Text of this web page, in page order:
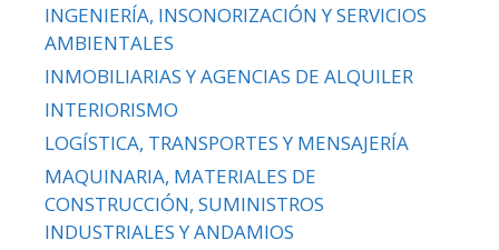
INGENIERÍA, INSONORIZACIÓN Y SERVICIOS
AMBIENTALES
INMOBILIARIAS Y AGENCIAS DE ALQUILER
INTERIORISMO
LOGÍSTICA, TRANSPORTES Y MENSAJERÍA
MAQUINARIA, MATERIALES DE
CONSTRUCCIÓN, SUMINISTROS
INDUSTRIALES Y ANDAMIOS